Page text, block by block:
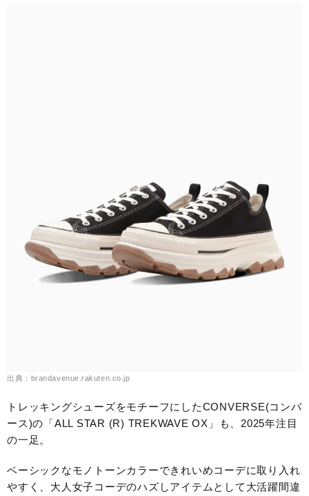
出典：brandavenue.rakuten.co.jp
トレッキングシューズをモチーフにしたCONVERSE(コンバ
ース)の「ALL STAR (R) TREKWAVE OX」も、2025年注目
の一足。
ベーシックなモノトーンカラーできれいめコーデに取り入れ
やすく、大人女子コーデのハズしアイテムとして大活躍間違